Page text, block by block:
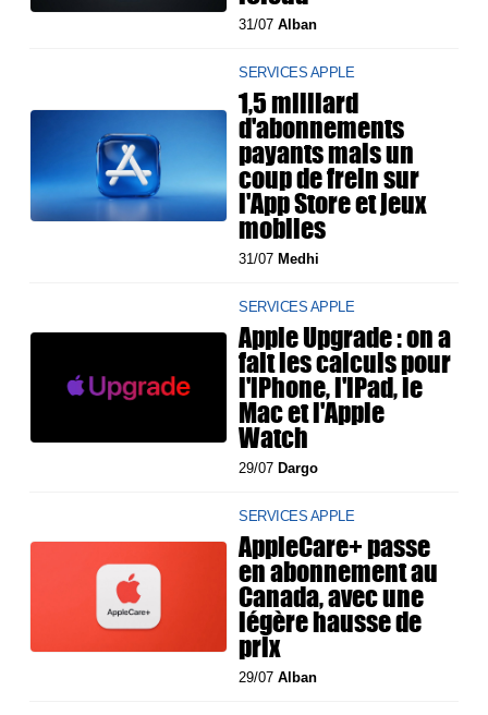
31/07Alban
SERVICES APPLE
1,5 milliard
d'abonnements
payants mais un
coup de frein sur
l'App Store et jeux
mobiles
31/07 Medhi
SERVICES APPLE
Apple Upgrade : on a
fait les calculs pour
l'iPhone, l'iPad, le
Mac et l'Apple
Watch
29/07 Dargo
SERVICES APPLE
AppleCare+ passe
en abonnement au
Canada, avec une
légère hausse de
prix
29/07Alban